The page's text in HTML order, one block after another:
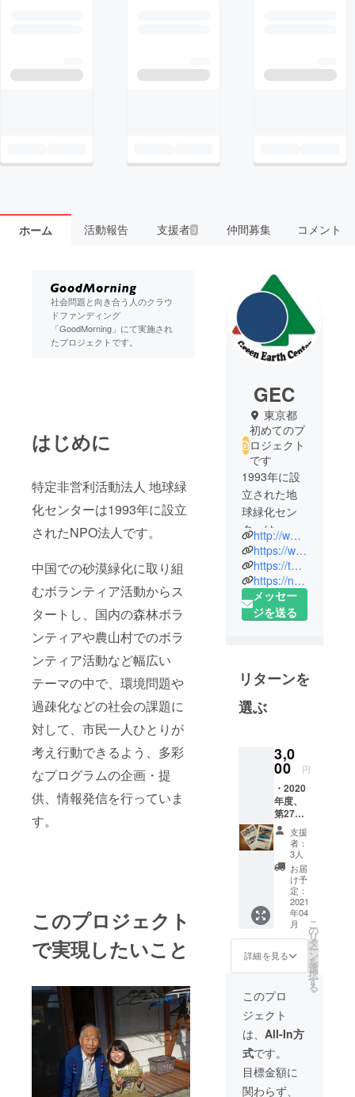
ホーム 活動報告 支援者3 仲間募集 コメント
社会問題と向き合う人のクラウ
ドファンディング
「GoodMorning」にて実施され
たプロジェクトです。
はじめに
特定非営利活動法人 地球緑
化センターは1993年に設立
されたNPO法人です。
中国での砂漠緑化に取り組
むボランティア活動からス
タートし、国内の森林ボラ
ンティアや農山村でのボラ
ンティア活動など幅広い
テーマの中で、環境問題や
過疎化などの社会の課題に
対して、市民一人ひとりが
考え行動できるよう、多彩
なプログラムの企画・提
供、情報発信を行っていま
す。
このプロジェクト
で実現したいこと
GEC
東京都
初めてのプ
ロジェクト
です
1993年に設
立された地
球緑化セン
ターは、環
境問題、農
山村の過疎
化などの社
会の課題に
対し、市民
行動できる
よう、環境
保全・地域
野で個人や
企業・教育
機関など
様々な人た
ちへ向け、
多彩なボラ
ンティアプ
ログラムの
供、情報発
信をしてい
ボランティ
ることが、
自然への謙
虚な姿勢を
育み、自身
の生き方を
見つめる機
http://www.n-gec.org/
https://www.facebook.com/midori.furusato/
https://twitter.com/NPO_GEC
https://note.com/midori_furusato
メッセー
ジを送る
リターンを
選ぶ
3,0
00 円
・2020
年度、
第27期
「緑の
ふるさ
と協力
隊」
（活動
期間：
2020年
4月～
2021年
3月）の
活動を
まとめ
た『 1
年間の
あゆ
み』を
お届け
しま
す。
（2021
年3月下
旬発行
支援
者：
3人
お届
け予
定：
2021
年04
月
詳細を見る
こ
の
リ
タ
ー
ン
を
選
択
す
る
このプロ
ジェクト
は、 All-In方
式です。
目標金額に
関わらず、